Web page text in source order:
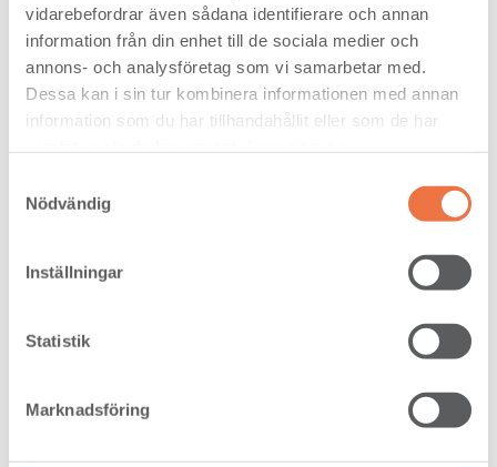
vidarebefordrar även sådana identifierare och annan
information från din enhet till de sociala medier och
annons- och analysföretag som vi samarbetar med.
Dessa kan i sin tur kombinera informationen med annan
information som du har tillhandahållit eller som de har
Nödvändig
Inställningar
Statistik
Marknadsföring